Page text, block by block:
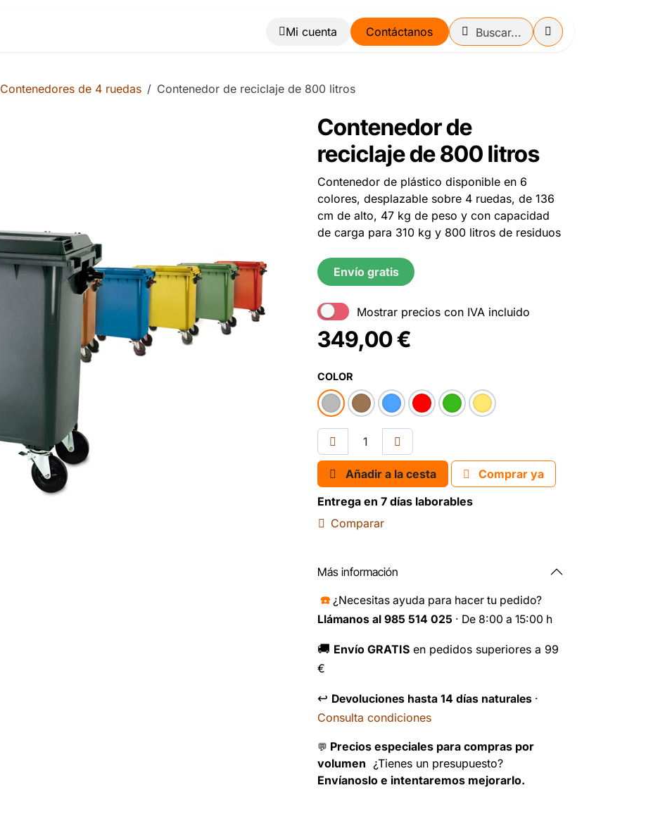
Blog Contáctanos
Contenedores de 4 ruedas Contenedor de reciclaje de 800 litros
Contenedor de
reciclaje de 800 litros
Contenedor de plástico disponible en 6
colores, desplazable sobre 4 ruedas, de 136
cm de alto, 47 kg de peso y con capacidad
de carga para 310 kg y 800 litros de residuos
Envío gratis
Mostrar precios con IVA incluido
349,00€
COLOR
Añadir a la cesta
Comprar ya
Entrega en 7 días laborables
Comparar
Más información
☎️ ¿Necesitas ayuda para hacer tu pedido?
Llámanos al 985 514 025 · De 8:00 a 15:00 h
🚚 Envío GRATIS en pedidos superiores a 99
€
↩️ Devoluciones hasta 14 días naturales ·
Consulta condiciones
💬 Precios especiales para compras por
volumen ¿Tienes un presupuesto?
Envíanoslo e intentaremos mejorarlo.